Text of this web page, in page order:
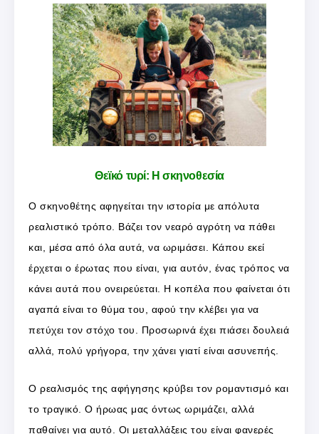
Θεϊκό τυρί: Η σκηνοθεσία
Ο σκηνοθέτης αφηγείται την ιστορία με απόλυτα
ρεαλιστικό τρόπο. Βάζει τον νεαρό αγρότη να πάθει
και, μέσα από όλα αυτά, να ωριμάσει. Κάπου εκεί
έρχεται ο έρωτας που είναι, για αυτόν, ένας τρόπος να
κάνει αυτά που ονειρεύεται. Η κοπέλα που φαίνεται ότι
αγαπά είναι το θύμα του, αφού την κλέβει για να
πετύχει τον στόχο του. Προσωρινά έχει πιάσει δουλειά
αλλά, πολύ γρήγορα, την χάνει γιατί είναι ασυνεπής.
Ο ρεαλισμός της αφήγησης κρύβει τον ρομαντισμό και
το τραγικό. Ο ήρωας μας όντως ωριμάζει, αλλά
παθαίνει για αυτό. Οι μεταλλάξεις του είναι φανερές